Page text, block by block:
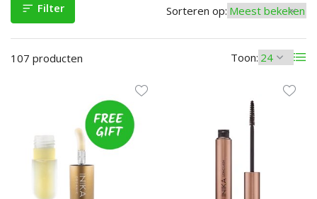
Filter
107 producten Toon:
Sorteren op: